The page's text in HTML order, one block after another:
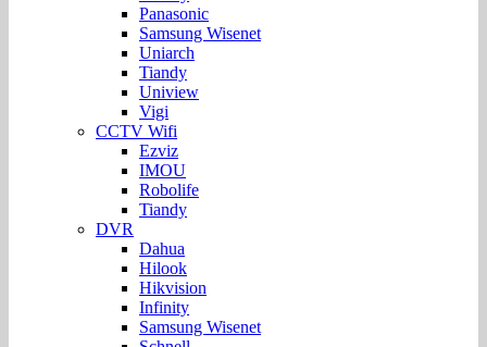
Panasonic
Samsung Wisenet
Uniarch
Tiandy
Uniview
Vigi
CCTV Wifi
Ezviz
IMOU
Robolife
Tiandy
DVR
Dahua
Hilook
Hikvision
Infinity
Samsung Wisenet